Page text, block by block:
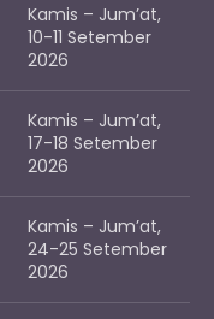
Kamis – Jum’at,
10-11 Setember
2026
Kamis – Jum’at,
17-18 Setember
2026
Kamis – Jum’at,
24-25 Setember
2026